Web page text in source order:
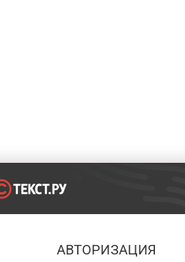
АВТОРИЗАЦИЯ